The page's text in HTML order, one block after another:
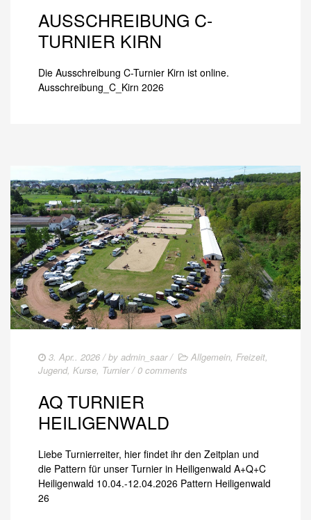
AUSSCHREIBUNG C-
TURNIER KIRN
Die Ausschreibung C-Turnier Kirn ist online.
Ausschreibung_C_Kirn 2026
3. Apr.. 2026/ by admin_saar/ Allgemein, Freizeit,
Jugend, Kurse, Turnier/0 comments
AQ TURNIER
HEILIGENWALD
Liebe Turnierreiter, hier findet ihr den Zeitplan und
die Pattern für unser Turnier in Heiligenwald A+Q+C
Heiligenwald 10.04.-12.04.2026 Pattern Heiligenwald
26